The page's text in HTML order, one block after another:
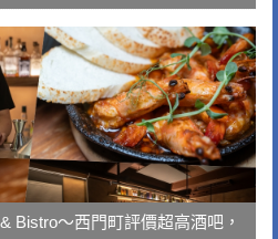
Bistro～西門町評價超高酒吧，